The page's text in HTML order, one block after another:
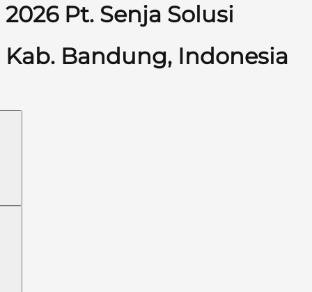
2026 Pt. Senja Solusi
Kab. Bandung, Indonesia